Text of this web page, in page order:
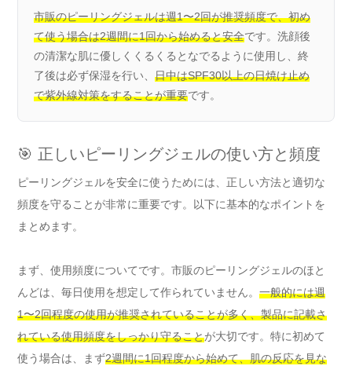
市販のピーリングジェルは週1〜2回が推奨頻度で、初め
て使う場合は2週間に1回から始めると安全です。洗顔後
の清潔な肌に優しくくるくるとなでるように使用し、終
了後は必ず保湿を行い、 日中はSPF30以上の日焼け止め
で紫外線対策をすることが重要です。
🎯 正しいピーリングジェルの使い方と頻度
ピーリングジェルを安全に使うためには、正しい方法と適切な
頻度を守ることが非常に重要です。以下に基本的なポイントを
まとめます。
まず、使用頻度についてです。市販のピーリングジェルのほと
んどは、毎日使用を想定して作られていません。 一般的には週
1〜2回程度の使用が推奨されていることが多く、製品に記載さ
れている使用頻度をしっかり守ることが大切です。特に初めて
使う場合は、まず2週間に1回程度から始めて、肌の反応を見な